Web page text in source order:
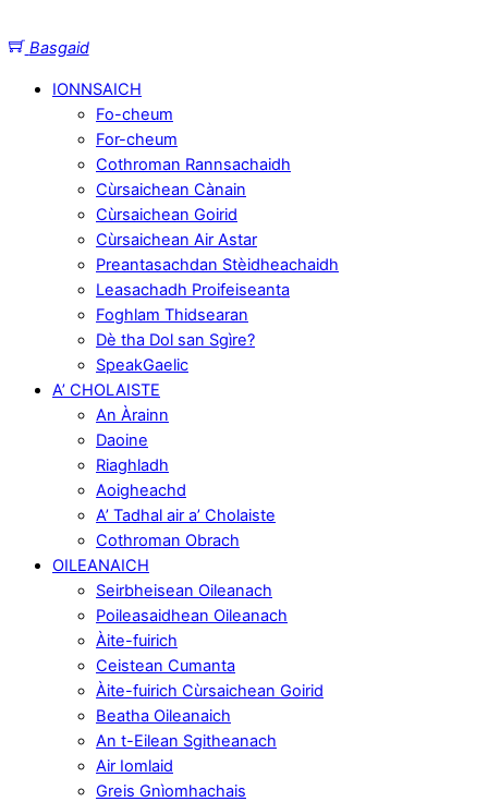
Basgaid
IONNSAICH
Fo-cheum
For-cheum
Cothroman Rannsachaidh
Cùrsaichean Cànain
Cùrsaichean Goirid
Cùrsaichean Air Astar
Preantasachdan Stèidheachaidh
Leasachadh Proifeiseanta
Foghlam Thidsearan
Dè tha Dol san Sgìre?
SpeakGaelic
A’ CHOLAISTE
An Àrainn
Daoine
Riaghladh
Aoigheachd
A’ Tadhal air a’ Cholaiste
Cothroman Obrach
OILEANAICH
Seirbheisean Oileanach
Poileasaidhean Oileanach
Àite-fuirich
Ceistean Cumanta
Àite-fuirich Cùrsaichean Goirid
Beatha Oileanaich
An t-Eilean Sgitheanach
Air Iomlaid
Greis Gnìomhachais